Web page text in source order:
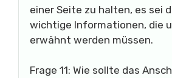
einer Seite zu halten, es sei
wichtige Informationen, die
erwähnt werden müssen.
Frage 11: Wie sollte das